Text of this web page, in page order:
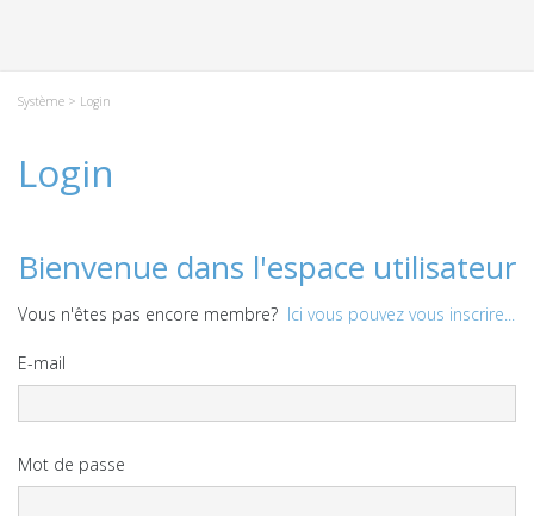
Système > Login
Login
Bienvenue dans l'espace utilisateur
Vous n'êtes pas encore membre? Ici vous pouvez vous inscrire...
E-mail
Mot de passe